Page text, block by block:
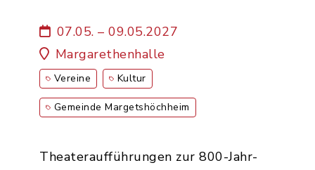
07.05. – 09.05.2027
Margarethenhalle
Vereine Kultur
Gemeinde Margetshöchheim
Theateraufführungen zur 800-Jahr-